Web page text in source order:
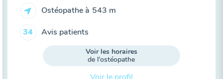
Ostéopathe à 543 m
34 Avis patients
Voir les horaires
de l'ostéopathe